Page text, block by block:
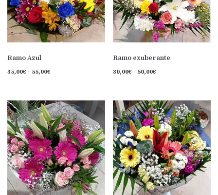
Ramo Azul
35,00€ - 55,00€
Ramo exuberante
30,00€ - 50,00€